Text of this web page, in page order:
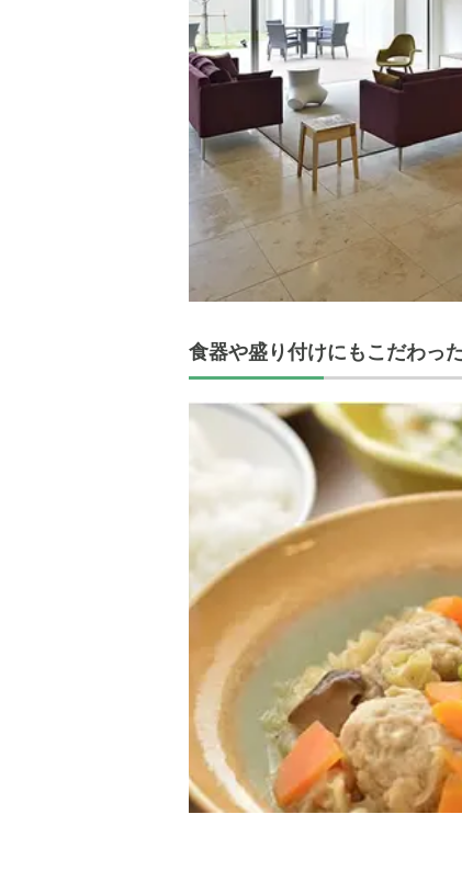
食器や盛り付けにもこだわっ